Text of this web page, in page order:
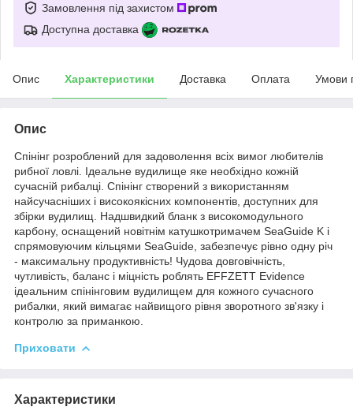
Замовлення під захистом
Доступна доставка
Опис Характеристики Доставка Оплата Умови
Опис
Спінінг розроблений для задоволення всіх вимог любителів
рибної ловлі. Ідеальне вудилище яке необхідно кожній
сучасній рибалці. Спінінг створений з використанням
найсучасніших і високоякісних компонентів, доступних для
збірки вудилищ. Надшвидкий бланк з високомодульного
карбону, оснащений новітнім катушкотримачем SeaGuide K і
спрямовуючим кільцями SeaGuide, забезпечує рівно одну річ
- максимальну продуктивність! Чудова довговічність,
чутливість, баланс і міцність роблять EFFZETT Evidence
ідеальним спінінговим вудилищем для кожного сучасного
рибалки, який вимагає найвищого рівня зворотного зв'язку і
контролю за приманкою.
Приховати
Характеристики